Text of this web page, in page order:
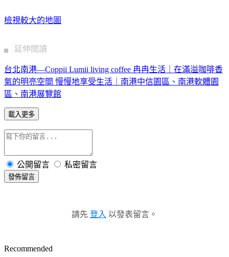
檢視較大的地圖
▖ 延伸閱讀
台北南港—Coppii Lumii living coffee 冉冉生活｜在滿溢咖啡香
氣的明亮空間 慢慢地享受生活｜南港中信園區、南港軟體園
區、南港展覽館
載入更多
公開留言 私密留言
發佈留言
請先 登入 以發表留言。
Recommended